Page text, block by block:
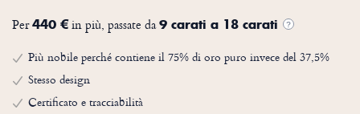
Per440 €in più, passate da9 carati a 18 carati ?
Più nobile perché contiene il 75% di oro puro invece del 37,5%
Stesso design
Certificato e tracciabilità